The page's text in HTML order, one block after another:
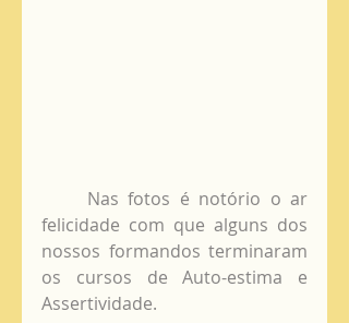
felicidade com que alguns dos
nossos formandos terminaram
os cursos de Auto-estima e
Assertividade.